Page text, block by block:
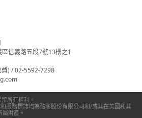
信義路五段7號13樓之1
) / 02-5592-7298
所有權利。
服務標誌均為酷澎股份有限公司和/或其在美國和其
財產。